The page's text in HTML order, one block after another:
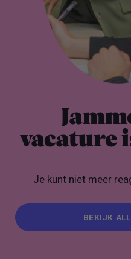
vacature
Je kunt niet meer
BEKIJK